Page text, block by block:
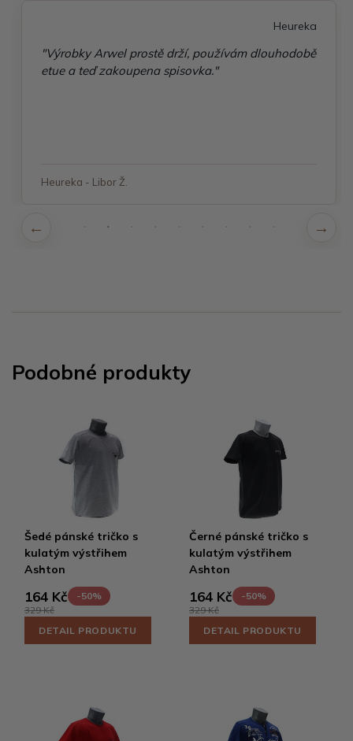
Heureka
"Výrobky Arwel prostě drží, používám dlouhodobě
etue a teď zakoupena spisovka."
Heureka - Libor Ž.
Podobné produkty
Šedé pánské tričko s
kulatým výstřihem
Ashton
164 Kč
-50%
329 Kč
DETAIL PRODUKTU
Černé pánské tričko s
kulatým výstřihem
Ashton
164 Kč
-50%
329 Kč
DETAIL PRODUKTU